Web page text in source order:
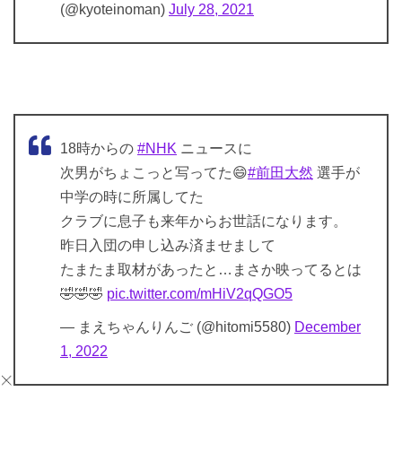
(@kyoteinoman) July 28, 2021
18時からの #NHK ニュースに
次男がちょこっと写ってた😄#前田大然 選手が
中学の時に所属してた
クラブに息子も来年からお世話になります。
昨日入団の申し込み済ませまして
たまたま取材があったと…まさか映ってるとは
🤣🤣🤣 pic.twitter.com/mHiV2qQGO5
— まえちゃんりんご (@hitomi5580) December
1, 2022